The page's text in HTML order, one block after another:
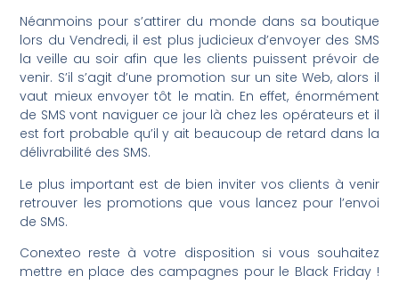
Néanmoins pour s’attirer du monde dans sa boutique
lors du Vendredi, il est plus judicieux d’envoyer des SMS
la veille au soir afin que les clients puissent prévoir de
venir. S’il s’agit d’une promotion sur un site Web, alors il
vaut mieux envoyer tôt le matin. En effet, énormément
de SMS vont naviguer ce jour là chez les opérateurs et il
est fort probable qu’il y ait beaucoup de retard dans la
délivrabilité des SMS.
Le plus important est de bien inviter vos clients à venir
retrouver les promotions que vous lancez pour l’envoi
de SMS.
Conexteo reste à votre disposition si vous souhaitez
mettre en place des campagnes pour le Black Friday !